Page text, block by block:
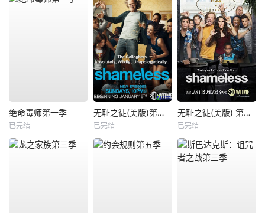
绝命毒师第一季
已完结
无耻之徒(美版)第一季
已完结
无耻之徒(美版) 第五季
已完结